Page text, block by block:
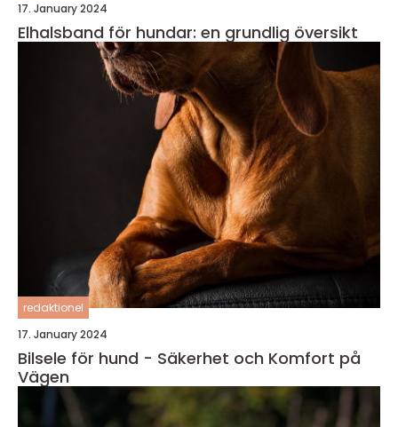
17. January 2024
Elhalsband för hundar: en grundlig översikt
redaktionel
17. January 2024
Bilsele för hund - Säkerhet och Komfort på
Vägen